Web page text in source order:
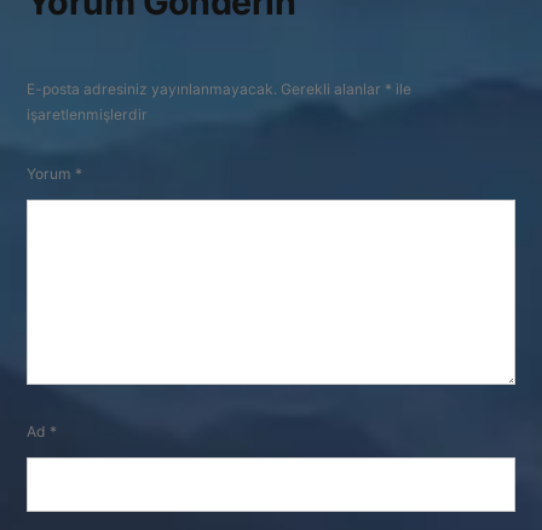
E-posta adresiniz yayınlanmayacak. Gerekli alanlar * ile
işaretlenmişlerdir
Yorum *
Ad *